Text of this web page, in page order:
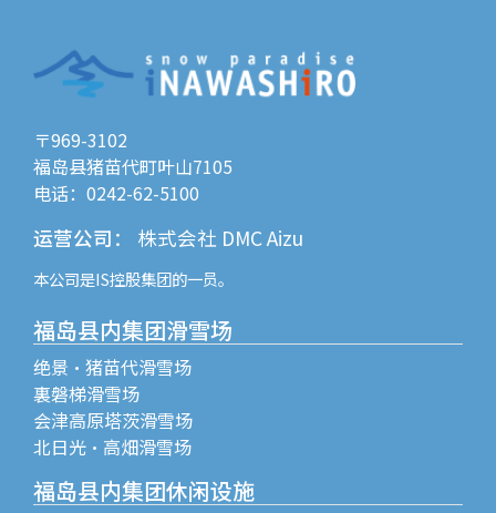
〒969-3102
福岛县猪苗代町叶山7105
电话：0242-62-5100
运营公司 ： 株式会社 DMC Aizu
本公司是IS控股集团的一员。
福岛县内集团滑雪场
绝景・猪苗代滑雪场
裏磐梯滑雪场
会津高原塔茨滑雪场
北日光・高畑滑雪场
福岛县内集团休闲设施